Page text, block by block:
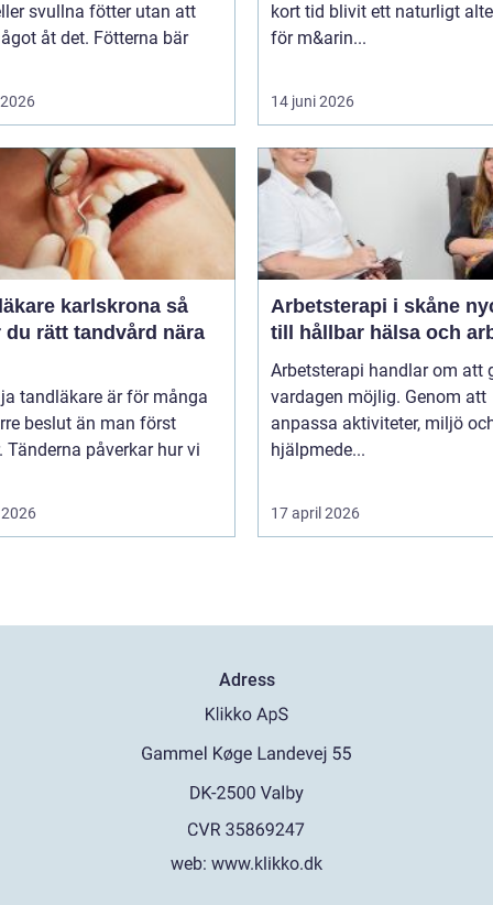
svullna fötter utan att
åt det. Fötterna bär
kort tid blivit ett naturligt
för m&arin...
14 juni 2026
karlskrona så
du rätt tandvård nära
tandläkare är för många
beslut än man först
Tänderna påverkar hur vi
Arbetsterapi i skåne nyckeln
till hållbar hälsa och
Arbetsterapi handlar om att
vardagen möjlig. Genom att
anpassa aktiviteter, miljö
hjälpmede...
17 april 2026
Adress
web: www.klikko.dk